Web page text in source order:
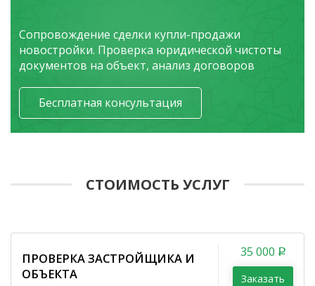
Сопровождение сделки купли-продажи
новостройки. Проверка юридической чистоты
документов на объект, анализ договоров
Бесплатная консультация
СТОИМОСТЬ УСЛУГ
ПРОВЕРКА ЗАСТРОЙЩИКА И
ОБЪЕКТА
35 000
Заказать